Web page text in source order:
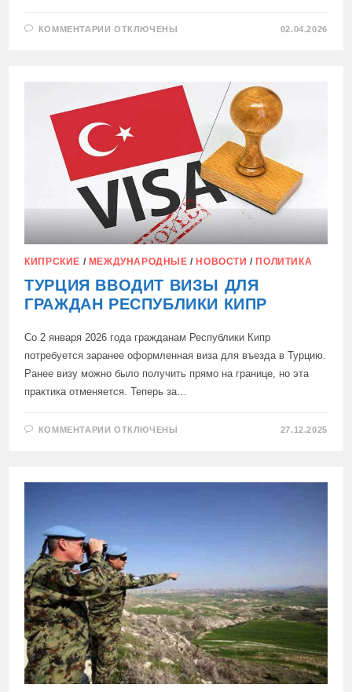
КОММЕНТАРИИ К
ПРОСТРАНСТВО
ОТКЛЮЧЕНЫ 02.04.2026
КИПРСКИЕ / МЕЖДУНАРОДНЫЕ / НОВОСТИ / ПОЛИТИКА
ТУРЦИЯ ВВОДИТ ВИЗЫ ДЛЯ
ГРАЖДАН РЕСПУБЛИКИ КИПР
Со 2 января 2026 года гражданам Республики Кипр
потребуется заранее оформленная виза для въезда в Турцию.
Ранее визу можно было получить прямо на границе, но эта
практика отменяется. Теперь за…
КОММЕНТАРИИ К
ДЛЯ
ОТКЛЮЧЕНЫ 27.12.2025